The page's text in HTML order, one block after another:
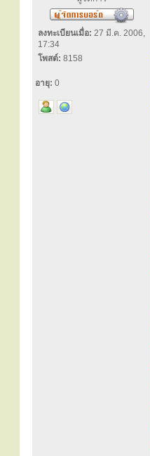
ลงทะเบียนเมื่อ: 27 มี.ค. 2006,
17:34
โพสต์: 8158
อายุ: 0